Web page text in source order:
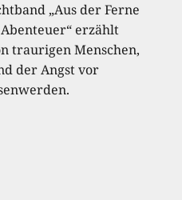
„Aus der Ferne
erzählt
traurigen Menschen,
der Angst vor